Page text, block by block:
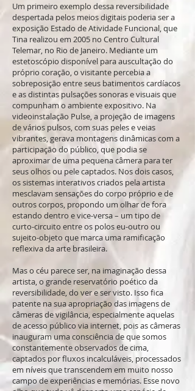
Um primeiro exemplo dessa reversibilidade
despertada pelos meios digitais poderia ser a
exposição Estado de Atividade Funcional, que
Tina realizou em 2005 no Centro Cultural
Telemar, no Rio de Janeiro. Mediante um
estetoscópio disponível para auscultação do
próprio coração, o visitante percebia a
sobreposição entre seus batimentos cardíacos
e as distintas pulsações sonoras e visuais que
compunham o ambiente expositivo. Na
videoinstalação Pulse, a projeção de imagens
de vários pulsos, com suas peles e veias
vibrantes, gerava montagens dinâmicas com a
participação do público, que podia se
aproximar de uma pequena câmera para ter
seus olhos ou pele captados. Nos dois casos,
os sistemas interativos criados pela artista
mesclavam sensações do corpo próprio e de
outros corpos, propondo um olhar de fora
estando dentro e vice-versa – um tipo de
curto-circuito entre os polos eu-outro ou
sujeito-objeto que marca uma ramificação
reflexiva da arte brasileira.
Mas o céu parece ser, na imaginação dessa
artista, o grande reservatório poético da
reversibilidade, do ver e ser visto. Isso fica
patente na sua apropriação das imagens de
câmeras de vigilância, especialmente aquelas
de acesso público via internet, pois as câmeras
inauguram uma consciência de que somos
constantemente observados de cima,
captados por fluxos incalculáveis, processados
em níveis que transcendem em muito nosso
campo de experiências e memórias. Esse novo